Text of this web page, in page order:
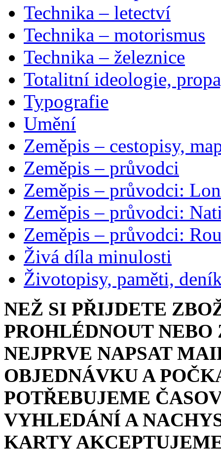
Technika – letectví
Technika – motorismus
Technika – železnice
Totalitní ideologie,
Typografie
Umění
Zeměpis – cestopisy,
Zeměpis – průvodci
Zeměpis – průvodci:
Zeměpis – průvodci:
Zeměpis – průvodci:
Živá díla minulosti
Životopisy, paměti,
NEŽ SI PŘIJDETE
PROHLÉDNOUT
NEJPRVE NAPSAT
OBJEDNÁVKU A
POTŘEBUJEME
VYHLEDÁNÍ A
KARTY